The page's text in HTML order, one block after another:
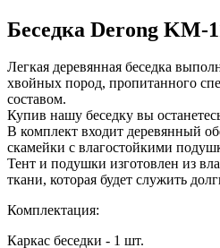
Беседка Derong KM-
Легкая деревянная беседка
хвойных пород, пропитанного
составом.
Купив нашу беседку вы
В комплект входит деревянный
скамейки с влагостойкими
Тент и подушки изготовлен из
ткани, которая будет служить
Комплектация:
Каркас беседки - 1 шт.